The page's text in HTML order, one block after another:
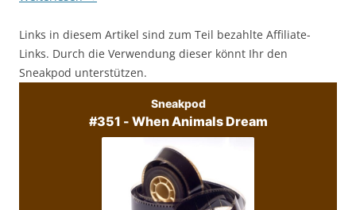
Links in diesem Artikel sind zum Teil bezahlte Affiliate-
Links. Durch die Verwendung dieser könnt Ihr den
Sneakpod unterstützen.